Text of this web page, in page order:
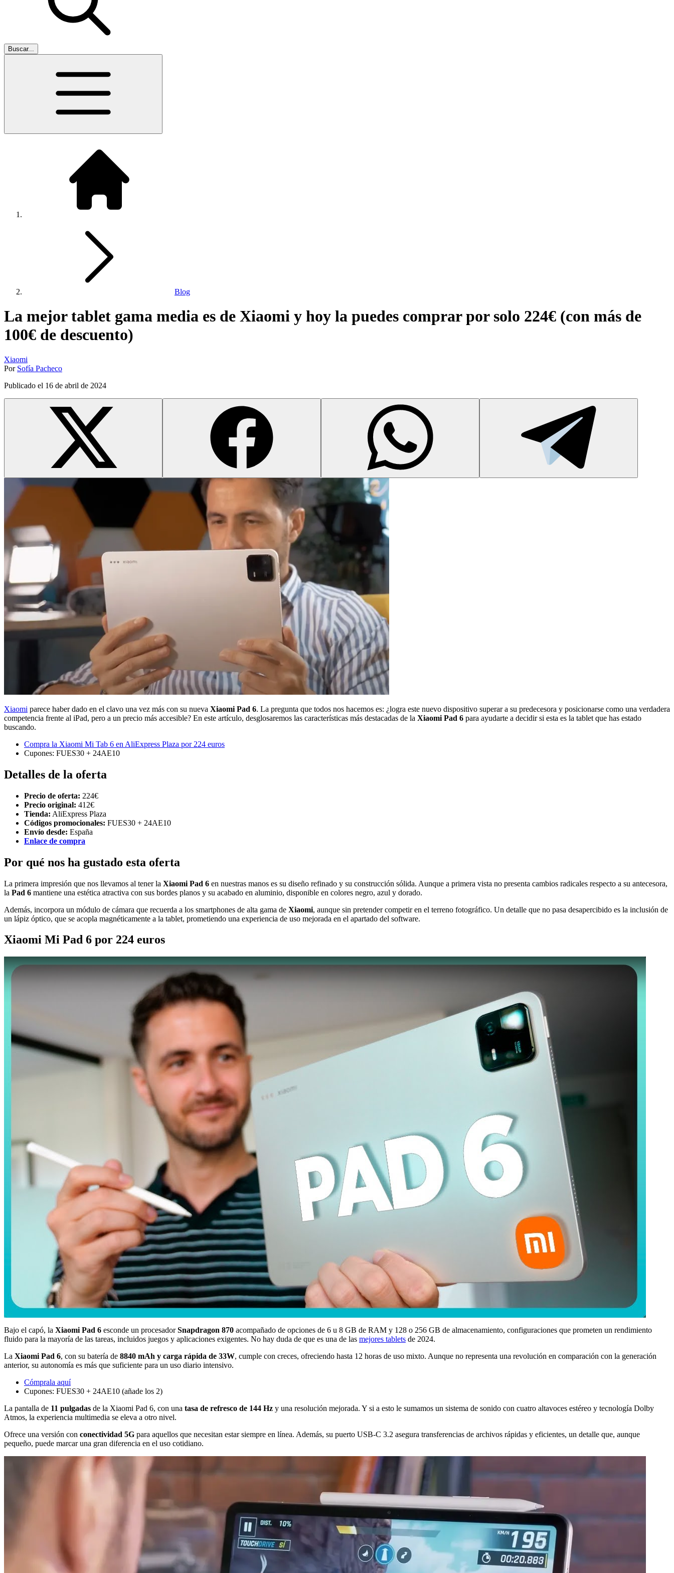
Buscar...
Blog
La mejor tablet gama media es de Xiaomi y hoy la puedes comprar por solo 224€ (con más de
100€ de descuento)
Xiaomi
Por Sofía Pacheco
Publicado el 16 de abril de 2024
Xiaomi parece haber dado en el clavo una vez más con su nueva Xiaomi Pad 6. La pregunta que todos nos hacemos es: ¿logra este nuevo dispositivo superar a su predecesora y posicionarse como una verdadera
competencia frente al iPad, pero a un precio más accesible? En este artículo, desglosaremos las características más destacadas de la Xiaomi Pad 6 para ayudarte a decidir si esta es la tablet que has estado
buscando.
Compra la Xiaomi Mi Tab 6 en AliExpress Plaza por 224 euros
Cupones: FUES30 + 24AE10
Detalles de la oferta
Precio de oferta: 224€
Precio original: 412€
Tienda: AliExpress Plaza
Códigos promocionales: FUES30 + 24AE10
Envío desde: España
Enlace de compra
Por qué nos ha gustado esta oferta
La primera impresión que nos llevamos al tener la Xiaomi Pad 6 en nuestras manos es su diseño refinado y su construcción sólida. Aunque a primera vista no presenta cambios radicales respecto a su antecesora,
la Pad 6 mantiene una estética atractiva con sus bordes planos y su acabado en aluminio, disponible en colores negro, azul y dorado.
Además, incorpora un módulo de cámara que recuerda a los smartphones de alta gama de Xiaomi, aunque sin pretender competir en el terreno fotográfico. Un detalle que no pasa desapercibido es la inclusión de
un lápiz óptico, que se acopla magnéticamente a la tablet, prometiendo una experiencia de uso mejorada en el apartado del software.
Xiaomi Mi Pad 6 por 224 euros
Bajo el capó, la Xiaomi Pad 6 esconde un procesadorSnapdragon 870 acompañado de opciones de 6 u 8 GB de RAM y 128 o 256 GB de almacenamiento, configuraciones que prometen un rendimiento
fluido para la mayoría de las tareas, incluidos juegos y aplicaciones exigentes. No hay duda de que es una de las mejores tablets de 2024.
La Xiaomi Pad 6, con su batería de 8840 mAh y carga rápida de 33W, cumple con creces, ofreciendo hasta 12 horas de uso mixto. Aunque no representa una revolución en comparación con la generación
anterior, su autonomía es más que suficiente para un uso diario intensivo.
Cómprala aquí
Cupones: FUES30 + 24AE10 (añade los 2)
La pantalla de 11 pulgadas de la Xiaomi Pad 6, con una tasa de refresco de 144 Hz y una resolución mejorada. Y si a esto le sumamos un sistema de sonido con cuatro altavoces estéreo y tecnología Dolby
Atmos, la experiencia multimedia se eleva a otro nivel.
Ofrece una versión con conectividad 5G para aquellos que necesitan estar siempre en línea. Además, su puerto USB-C 3.2 asegura transferencias de archivos rápidas y eficientes, un detalle que, aunque
pequeño, puede marcar una gran diferencia en el uso cotidiano.